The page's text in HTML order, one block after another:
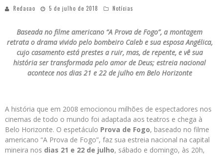
Redacao 5 de julho de 2018 Notícias
Baseada no filme americano “A Prova de Fogo”, a montagem
retrata o drama vivido pelo bombeiro Caleb e sua esposa Angélica,
cujo casamento está prestes a ruir, mas, de repente, e vê sua
história ser transformada pelo amor de Deus; estreia nacional
acontece nos dias 21 e 22 de julho em Belo Horizonte
A história que em 2008 emocionou milhões de espectadores nos
cinemas de todo o mundo foi adaptada aos teatros e chega à
Belo Horizonte. O espetáculo Prova de Fogo, baseado no filme
americano “A Prova de Fogo”, faz sua estreia nacional na capital
mineira nos dias 21 e 22 de julho, sábado e domingo, às 20h,